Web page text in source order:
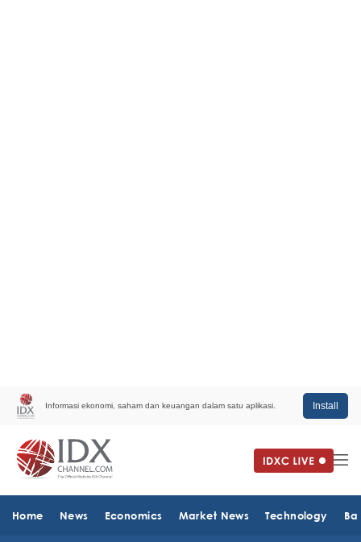
Informasi ekonomi, saham dan keuangan dalam satu aplikasi. Install
Home News Economics Market News Technology